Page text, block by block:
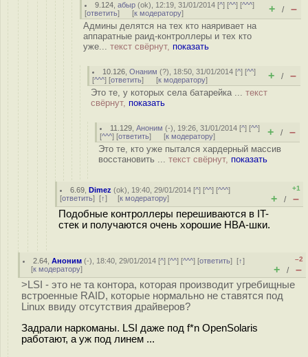
9.124 ,абыр (ok), 12:19, 31/01/2014 [^] [^^] [^^^]
[ответить] [к модератору] + / –
Админы делятся на тех кто наяривает на
аппаратные раид-контроллеры и тех кто
уже... текст свёрнут, показать
10.126 ,Онаним (?), 18:50, 31/01/2014 [^] [^^]
[^^^] [ответить] [к модератору] + / –
Это те, у которых села батарейка ... текст
свёрнут, показать
11.129 ,Аноним (-), 19:26, 31/01/2014 [^] [^^]
[^^^] [ответить] [к модератору] + / –
Это те, кто уже пытался хардерный массив
восстановить ... текст свёрнут, показать
6.69 ,Dimez (ok), 19:40, 29/01/2014 [^] [^^] [^^^]
[ответить] [↑] [к модератору]
+1
+ / –
Подобные контроллеры перешиваются в IT-
стек и получаются очень хорошие HBA-шки.
2.64 ,Аноним (-), 18:40, 29/01/2014 [^] [^^] [^^^] [ответить][↑]
[к модератору]
–2
+ / –
>LSI - это не та контора, которая производит угребищные
встроенные RAID, которые нормально не ставятся под
Linux ввиду отсутствия драйверов?
Задрали наркоманы. LSI даже под f*n OpenSolaris
работают, а уж под линем ...